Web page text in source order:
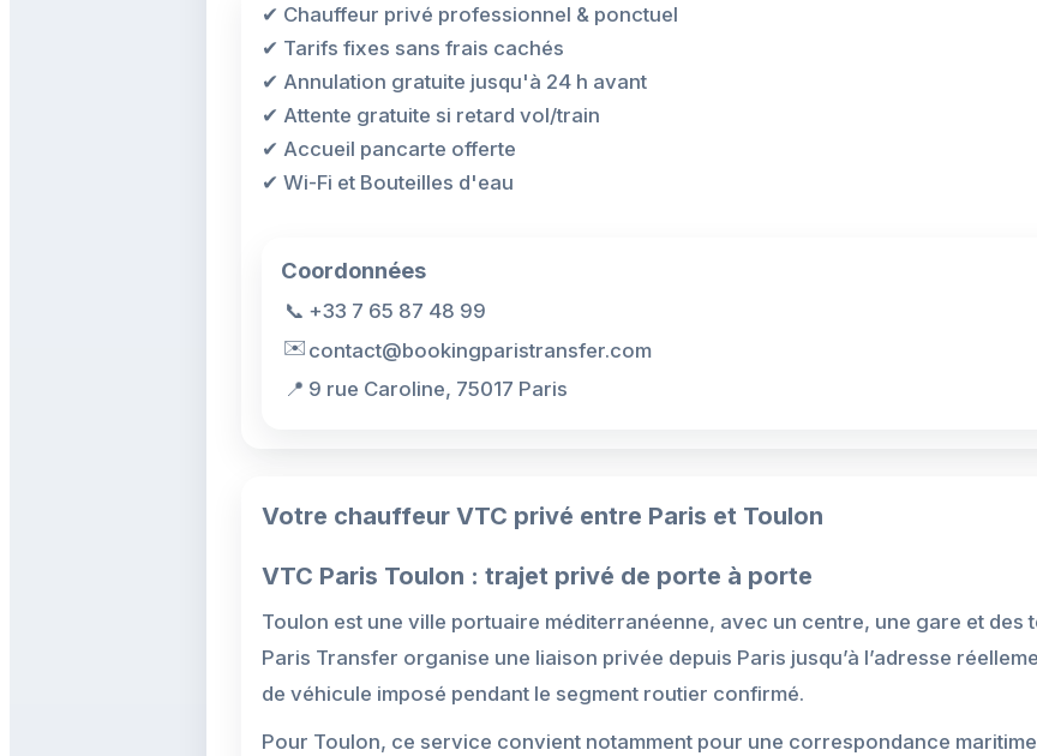
✔ Chauffeur privé professionnel & ponctuel
✔ Tarifs fixes sans frais cachés
✔ Annulation gratuite jusqu'à 24 h avant
✔ Attente gratuite si retard vol/train
✔ Accueil pancarte offerte
✔ Wi-Fi et Bouteilles d'eau
Coordonnées
📞 +33 7 65 87 48 99
✉️ contact@bookingparistransfer.com
📍 9 rue Caroline, 75017 Paris
Votre chauffeur VTC privé entre Paris et Toulon
VTC Paris Toulon : trajet privé de porte à porte
Toulon est une ville portuaire méditerranéenne, avec un centre, une gare et des
Paris Transfer organise une liaison privée depuis Paris jusqu’à l’adresse
de véhicule imposé pendant le segment routier confirmé.
Pour Toulon, ce service convient notamment pour une correspondance